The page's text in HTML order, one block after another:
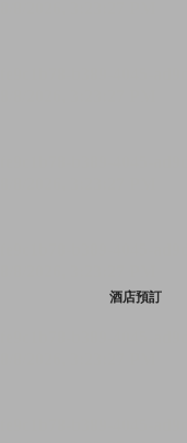
酒店預訂